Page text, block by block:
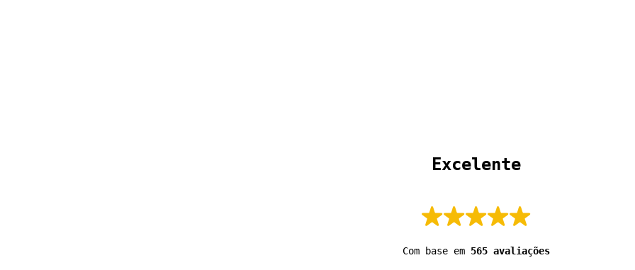
Excelente
Com base em 565 avaliações